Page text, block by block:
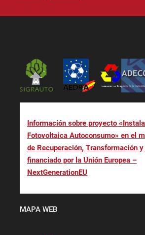
Información sobre proyecto
Fotovoltaica Autoconsumo» en el
de Recuperación, Transformación
financiado por la Unión Europea –
NextGenerationEU
MAPA WEB